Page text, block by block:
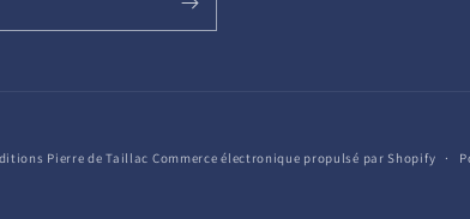
Pierre de Taillac Commerce électronique propulsé par Shopify